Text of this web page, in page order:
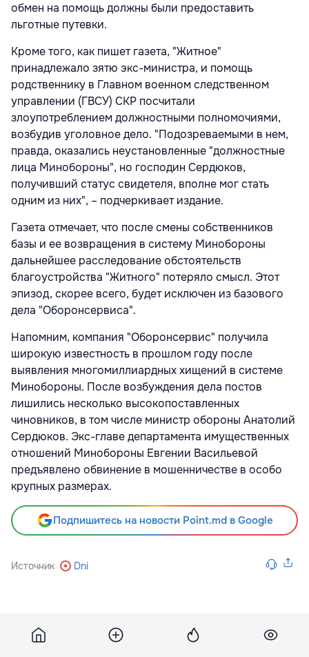
обмен на помощь должны были предоставить
льготные путевки.
Кроме того, как пишет газета, "Житное"
принадлежало зятю экс-министра, и помощь
родственнику в Главном военном следственном
управлении (ГВСУ) СКР посчитали
злоупотреблением должностными полномочиями,
возбудив уголовное дело. "Подозреваемыми в нем,
правда, оказались неустановленные "должностные
лица Минобороны", но господин Сердюков,
получивший статус свидетеля, вполне мог стать
одним из них", – подчеркивает издание.
Газета отмечает, что после смены собственников
базы и ее возвращения в систему Минобороны
дальнейшее расследование обстоятельств
благоустройства "Житного" потеряло смысл. Этот
эпизод, скорее всего, будет исключен из базового
дела "Оборонсервиса".
Напомним, компания "Оборонсервис" получила
широкую известность в прошлом году после
выявления многомиллиардных хищений в системе
Минобороны. После возбуждения дела постов
лишились несколько высокопоставленных
чиновников, в том числе министр обороны Анатолий
Сердюков. Экс-главе департамента имущественных
отношений Минобороны Евгении Васильевой
предъявлено обвинение в мошенничестве в особо
крупных размерах.
Подпишитесь на новости Point.md в Google
Источник Dni